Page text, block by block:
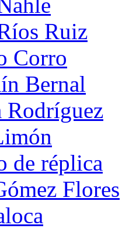
Ruiz
Corro
Bernal
Rodríguez
de réplica
Flores